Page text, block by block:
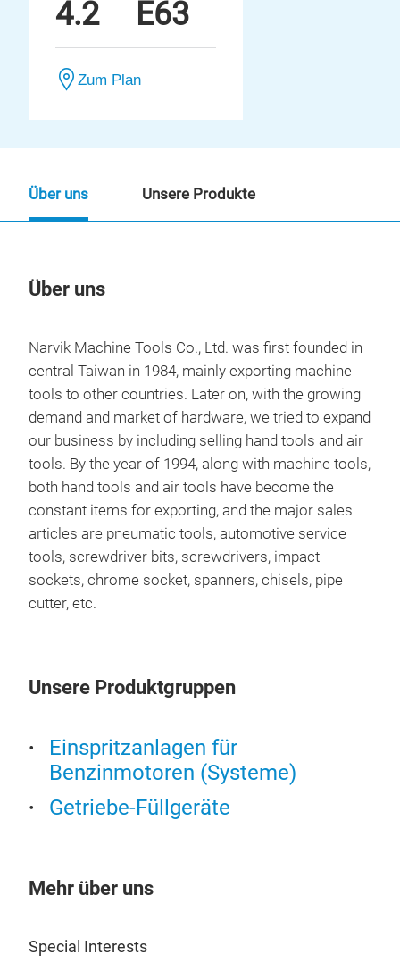
4.2 E63
Zum Plan
Über uns
Narvik Machine Tools Co., Ltd. was first founded in
central Taiwan in 1984, mainly exporting machine
tools to other countries. Later on, with the growing
demand and market of hardware, we tried to expand
our business by including selling hand tools and air
tools. By the year of 1994, along with machine tools,
both hand tools and air tools have become the
constant items for exporting, and the major sales
articles are pneumatic tools, automotive service
tools, screwdriver bits, screwdrivers, impact
sockets, chrome socket, spanners, chisels, pipe
cutter, etc.
Unsere Produktgruppen
Einspritzanlagen für
Benzinmotoren (Systeme)
Getriebe-Füllgeräte
Mehr über uns
Special Interests
Über uns Unsere Produkte